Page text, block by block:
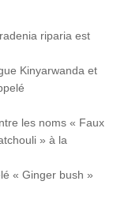
riparia est
Kinyarwanda et
les noms « Faux
» à la
« Ginger bush »